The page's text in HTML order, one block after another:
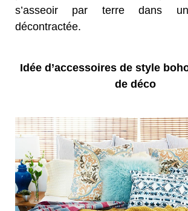
s’asseoir par terre dans
décontractée.
Idée d’accessoires de style
de déco